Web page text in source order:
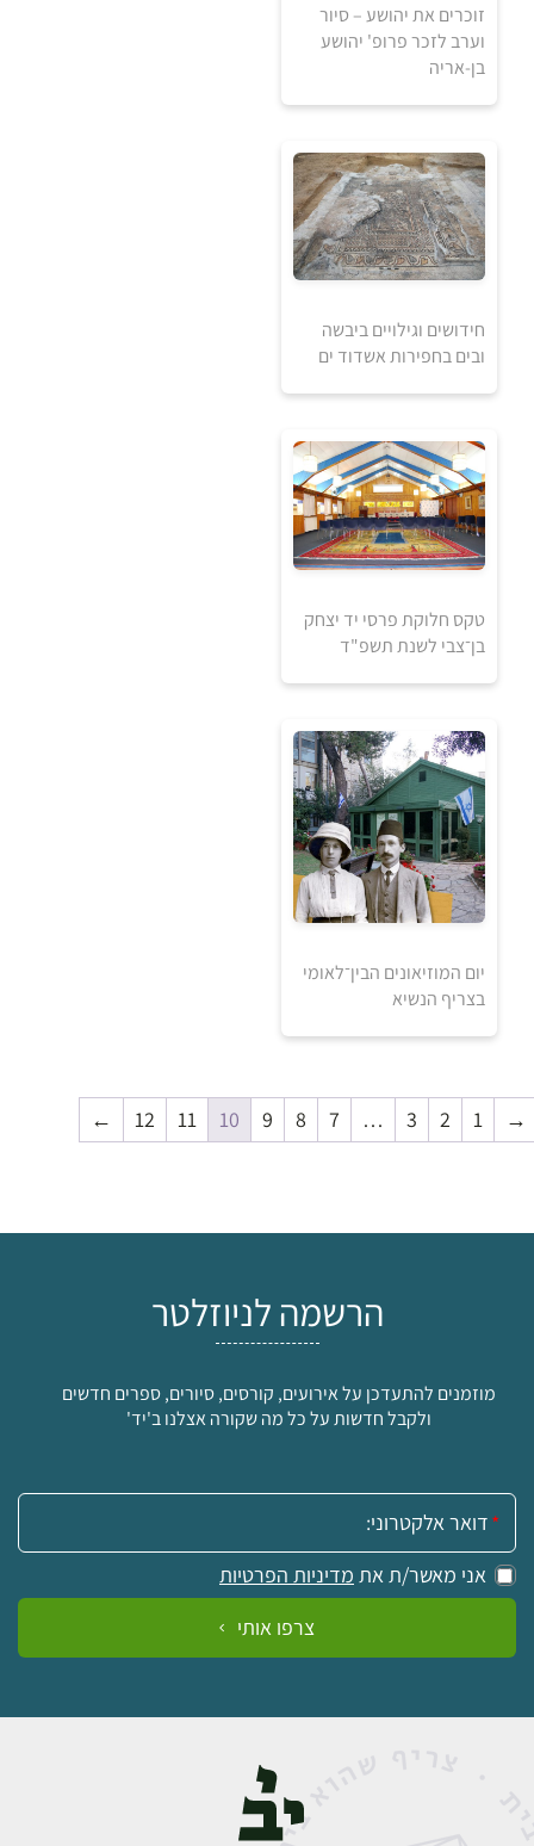
למידע ולרכישה
0
למידע ולרכישה
זוכרים את יהושע – סיור
וערב לזכר פרופ' יהושע
בן-אריה
5
₪
5
₪
למידע ולרכישה
חידושים וגילויים ביבשה
ובים בחפירות אשדוד ים
5
טקס חלוקת פרסי יד יצחק
בן־צבי לשנת תשפ"ד
5
₪
5
₪
יום המוזיאונים הבין־לאומי
בצריף הנשיא
→
1
2
3
…
7
8
9
10
11
12
←
הרשמה לניוזלטר
מוזמנים להתעדכן על אירועים, קורסים, סיורים, ספרים חדשים
ולקבל חדשות על כל מה שקורה אצלנו ב'יד'
אימייל:
אני מאשר/ת את מדיניות הפרטיות
צרפו אותי